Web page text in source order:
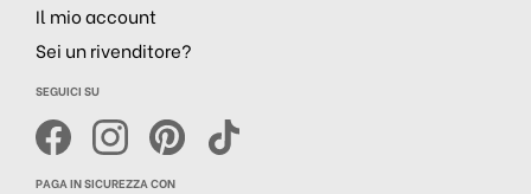
Il mio account
Sei un rivenditore?
SEGUICI SU
PAGA IN SICUREZZA CON